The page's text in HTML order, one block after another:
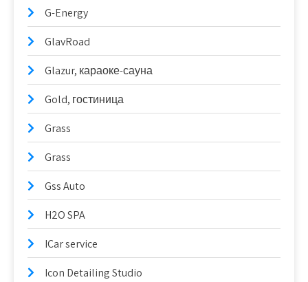
G-Energy
GlavRoad
Glazur, караоке-сауна
Gold, гостиница
Grass
Grass
Gss Auto
H2O SPA
ICar service
Icon Detailing Studio